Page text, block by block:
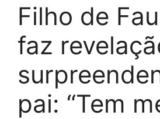
Filho de
faz
pai: “Tem